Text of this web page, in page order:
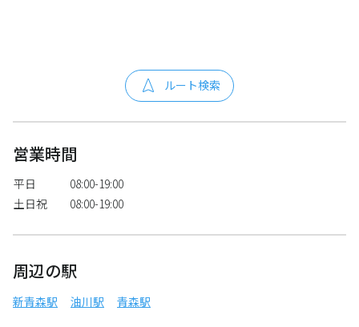
ルート検索
営業時間
平日
08:00-19:00
土日祝
08:00-19:00
周辺の駅
新青森駅 油川駅 青森駅